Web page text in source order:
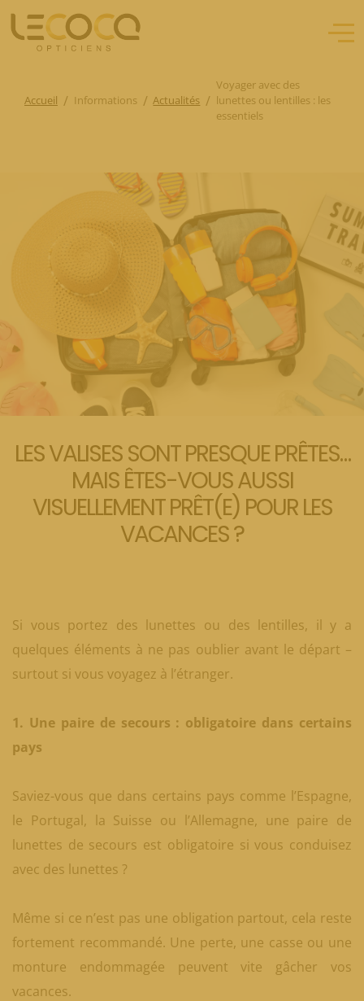
Accueil / Informations / Actualités /
Voyager avec des
lunettes ou lentilles : les
essentiels
LES VALISES SONT PRESQUE PRÊTES…
MAIS ÊTES-VOUS AUSSI
VISUELLEMENT PRÊT(E) POUR LES
VACANCES ?
Si vous portez des lunettes ou des lentilles, il y a
quelques éléments à ne pas oublier avant le départ –
surtout si vous voyagez à l’étranger.
1. Une paire de secours : obligatoire dans certains
pays
Saviez-vous que dans certains pays comme l’Espagne,
le Portugal, la Suisse ou l’Allemagne, une paire de
lunettes de secours est obligatoire si vous conduisez
avec des lunettes ?
Même si ce n’est pas une obligation partout, cela reste
fortement recommandé. Une perte, une casse ou une
monture endommagée peuvent vite gâcher vos
vacances.